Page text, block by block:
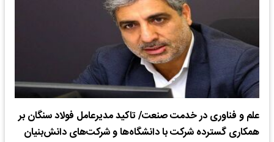
علم و فناوری در خدمت صنعت/ تاکید مدیرعامل فولاد سنگان بر
همکاری گسترده شرکت با دانشگاه‌ها و شرکت‌های دانش‌بنیان